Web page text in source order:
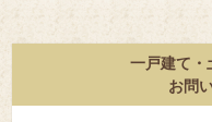
一戸建て・
お問